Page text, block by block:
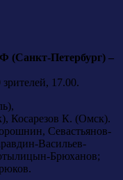
Петербург) –
17.00.
Косарезов К. (Омск).
Севастьянов-
Васильев-
Брюханов;